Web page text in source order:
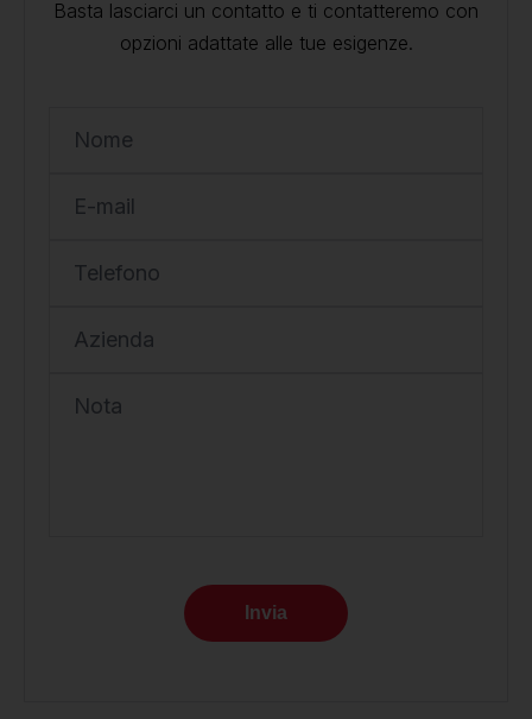
Basta lasciarci un contatto e ti contatteremo con
opzioni adattate alle tue esigenze.
Nome
E-mail
Telefono
Azienda
Nota
Invia